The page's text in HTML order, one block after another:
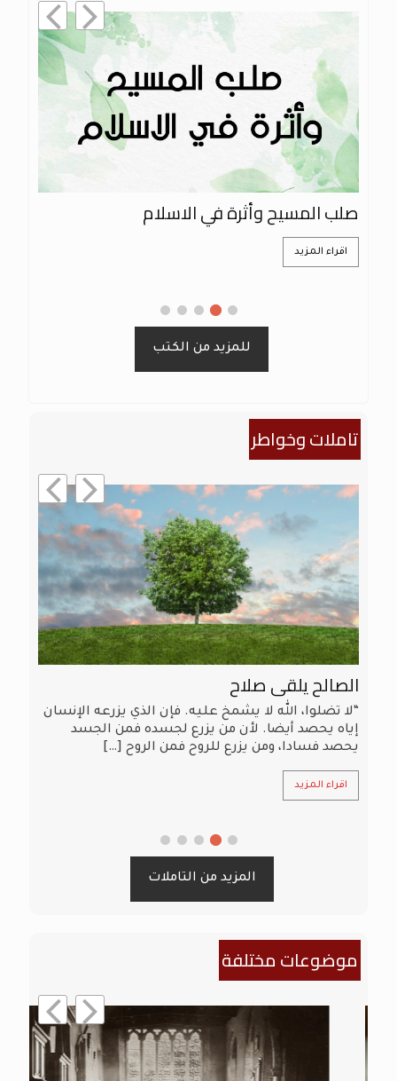
صلب المسيح وأثرة في الاسلام
اقراء المزيد
للمزيد من الكتب
تاملات وخواطر
الصالح يلقى صلاح
“لا تضلوا، الله لا يشمخ عليه. فإن الذي يزرعه الإنسان
إياه يحصد أيضا. لأن من يزرع لجسده فمن الجسد
يحصد فسادا، ومن يزرع للروح فمن الروح […]
اقراء المزيد
المزيد من التاملات
موضوعات مختلفة